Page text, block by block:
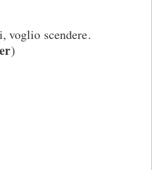
voglio scendere.
)